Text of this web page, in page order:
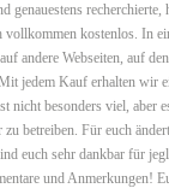
genauestens
kostenlos. In
andere Webseiten, auf
jedem Kauf erhalten wir
nicht besonders viel, aber
betreiben. Für euch
euch sehr dankbar für
und Anmerkungen!